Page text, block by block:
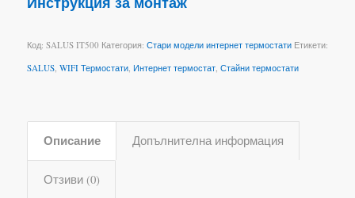
Код: SALUS IT500 Категория: Стари модели интернет термостати Етикети:
SALUS, WIFI Термостати, Интернет термостат, Стайни термостати
Описание Допълнителна информация
Отзиви (0)